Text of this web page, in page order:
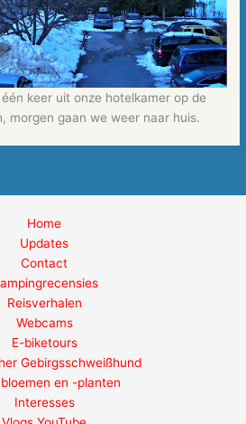
één keer uit onze hotelkamer op de
morgen gaan we weer naar huis.
Home
Updates
Contact
Reisverhalen
Webcams
E-biketours
Gebirgsschweißhund
en -planten
Interesses